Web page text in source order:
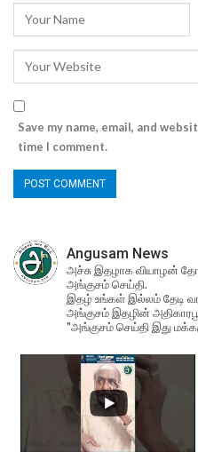
Save my name, email, and
time I comment.
Angusam News
அச்சு இதழாக வியாழன்
அங்குசம் செய்தி.
இதழ் உங்கள் இல்லம் தேடி
அங்குசம் இதழின்
"அங்குசம் செய்தி இது